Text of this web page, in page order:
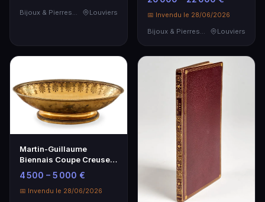
Louviers
📅 Invendu le 28/06/2026
Louviers
Martin-Guillaume
Biennais Coupe Creuse
Vermeil Ovale Décor
Feuilles
4 500 – 5 000 €
📅 Invendu le 28/06/2026